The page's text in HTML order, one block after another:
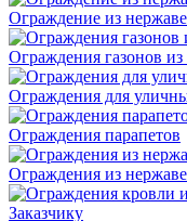
Ограждение из
Ограждения газонов
Ограждения для
Ограждения парапетов
Ограждения из